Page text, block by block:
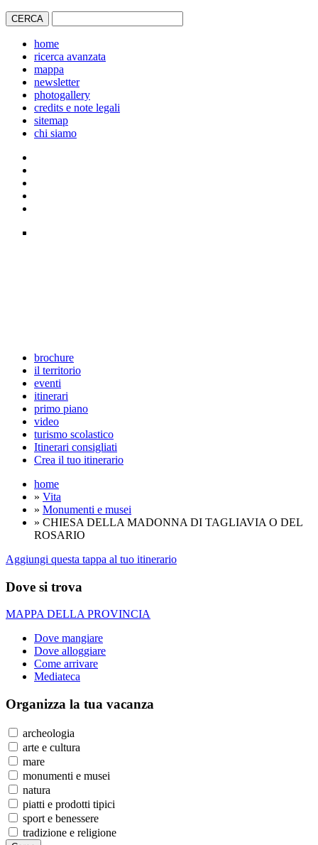
home
ricerca avanzata
mappa
newsletter
photogallery
credits e note legali
sitemap
chi siamo
brochure
il territorio
eventi
itinerari
primo piano
video
turismo scolastico
Itinerari consigliati
Crea il tuo itinerario
home
» Vita
» Monumenti e musei
» CHIESA DELLA MADONNA DI TAGLIAVIA O DEL
ROSARIO
Aggiungi questa tappa al tuo itinerario
Dove si trova
MAPPA DELLA PROVINCIA
Dove mangiare
Dove alloggiare
Come arrivare
Mediateca
Organizza la tua vacanza
archeologia
arte e cultura
mare
monumenti e musei
natura
piatti e prodotti tipici
sport e benessere
tradizione e religione